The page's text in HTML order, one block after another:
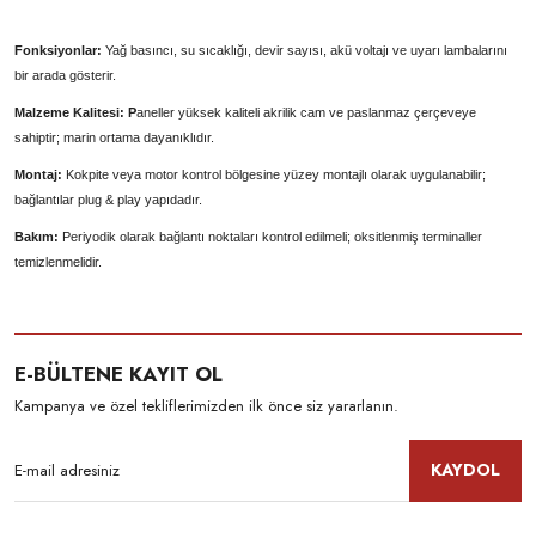
Fonksiyonlar: Yağ basıncı, su sıcaklığı, devir sayısı, akü voltajı ve uyarı lambalarını
bir arada gösterir.
Malzeme Kalitesi: Paneller yüksek kaliteli akrilik cam ve paslanmaz çerçeveye
sahiptir; marin ortama dayanıklıdır.
Montaj: Kokpite veya motor kontrol bölgesine yüzey montajlı olarak uygulanabilir;
bağlantılar plug & play yapıdadır.
Bakım: Periyodik olarak bağlantı noktaları kontrol edilmeli; oksitlenmiş terminaller
temizlenmelidir.
E-BÜLTENE KAYIT OL
Kampanya ve özel tekliflerimizden ilk önce siz yararlanın.
KAYDOL